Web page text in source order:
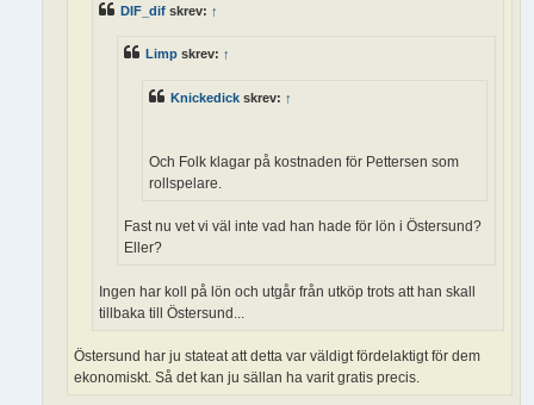
DIF_dif skrev: ↑
Limp skrev: ↑
Knickedick skrev: ↑
Och Folk klagar på kostnaden för Pettersen som
rollspelare.
Fast nu vet vi väl inte vad han hade för lön i Östersund?
Eller?
Ingen har koll på lön och utgår från utköp trots att han skall
tillbaka till Östersund...
Östersund har ju stateat att detta var väldigt fördelaktigt för dem
ekonomiskt. Så det kan ju sällan ha varit gratis precis.